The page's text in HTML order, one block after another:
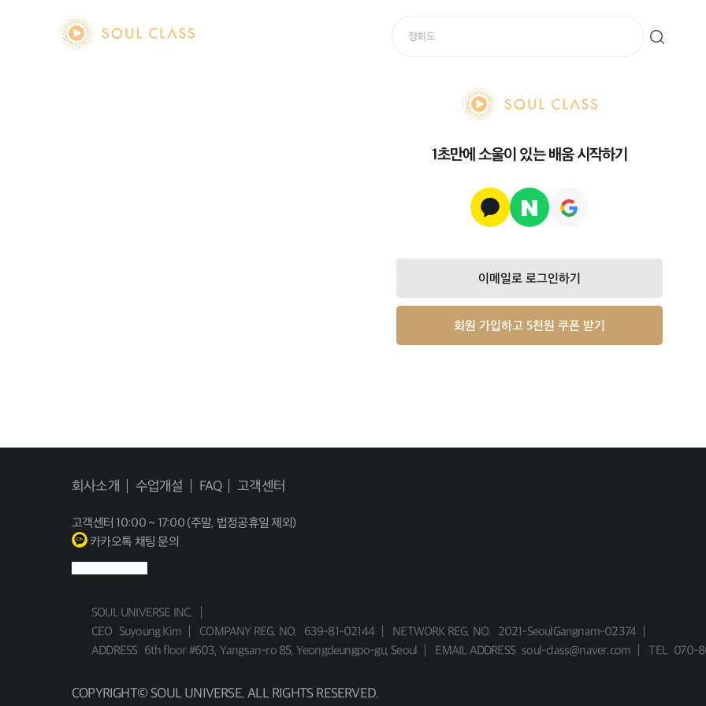
soul class
soul class
1초만에 소울이 있는 배움 시작하기
이메일로 로그인하기
회원 가입하고 5천원 쿠폰 받기
회사소개 수업개설 FAQ 고객센터
고객센터 10:00 ~ 17:00 (주말, 법정공휴일 제외)
카카오톡 채팅 문의
SOUL UNIVERSE INC.
CEO
Suyoung Kim COMPANY REG. NO. 639-81-02144 NETWORK REG. NO.
2021-SeoulGangnam-02374
ADDRESS
6th floor #603, Yangsan-ro 85, Yeongdeungpo-gu, Seoul EMAIL ADDRESS soul-class@naver.com TEL 070-
COPYRIGHT© SOUL UNIVERSE. ALL RIGHTS RESERVED.